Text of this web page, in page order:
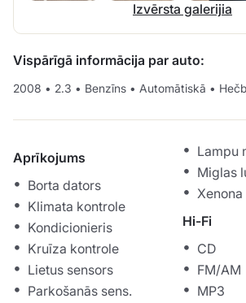
Izvērsta galerijia
Vispārīgā informācija par auto:
2008 • 2.3 • Benzīns • Automātiskā •
Aprīkojums
Borta dators
Klimata kontrole
Kondicionieris
Kruīza kontrole
Lietus sensors
Parkošanās sens.
Lampu
Miglas
Xenona
Hi-Fi
CD
FM/AM
MP3